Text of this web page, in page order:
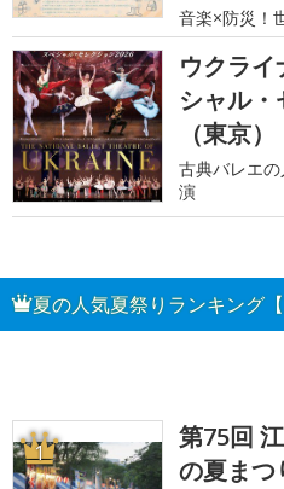
音楽×防災！
ウクラ
シャル・
（東京）
古典バレエ
演
夏の人気夏祭りランキング
1
第75回
の夏まつ